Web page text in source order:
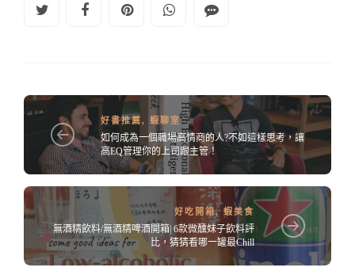
好書推薦, 蝦聊室
如何成為一個職場高情商的人?不如這樣思考，讓
高EQ管理你的上司跟主管！
好吃開箱, 蝦美食
無酒精飲料/無酒精啤酒開箱| 6款微醺妹子飲料評
比，猜猜看哪一罐最Chill